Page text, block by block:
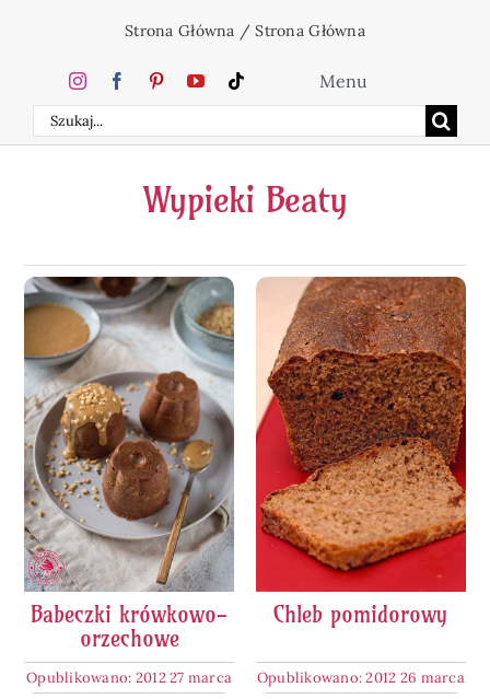
zawartości
Strona Główna /Strona Główna
Szukaj
Menu
Home
Ciasta
Desery
Święta
Napoje
Pieczywo
Przetwory
Wypieki Beaty
Babeczki krówkowo-
orzechowe
Opublikowano: 2012 27 marca
Chleb pomidorowy
Opublikowano: 2012 26 marca